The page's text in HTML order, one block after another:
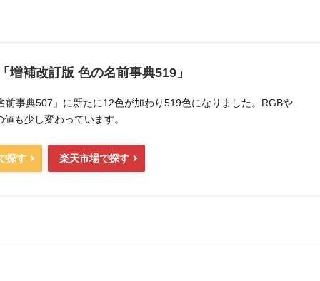
増補改訂版 色の名前事典519」
前事典507」に新たに12色が加わり519色になりました。RGBや
も少し変わっています。
探す 楽天市場で探す